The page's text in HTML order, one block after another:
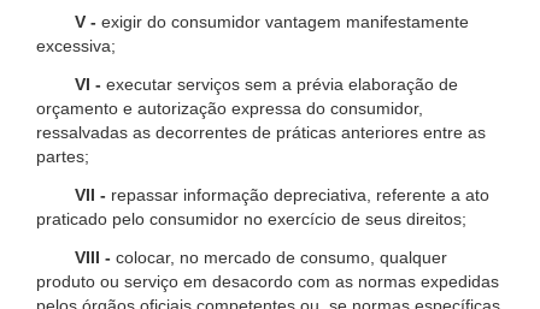
V - exigir do consumidor vantagem manifestamente
excessiva;
VI - executar serviços sem a prévia elaboração de
orçamento e autorização expressa do consumidor,
ressalvadas as decorrentes de práticas anteriores entre as
partes;
VII - repassar informação depreciativa, referente a ato
praticado pelo consumidor no exercício de seus direitos;
VIII - colocar, no mercado de consumo, qualquer
produto ou serviço em desacordo com as normas expedidas